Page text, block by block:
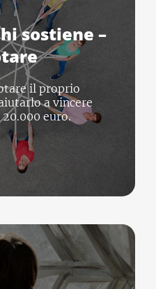
sostiene –
il proprio
a vincere
euro.